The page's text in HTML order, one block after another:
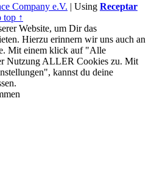
Company e.V. | Using Receptar
top ↑
Website, um Dir das
Hierzu erinnern wir uns auch an
Mit einem klick auf "Alle
Nutzung ALLER Cookies zu. Mit
kannst du deine